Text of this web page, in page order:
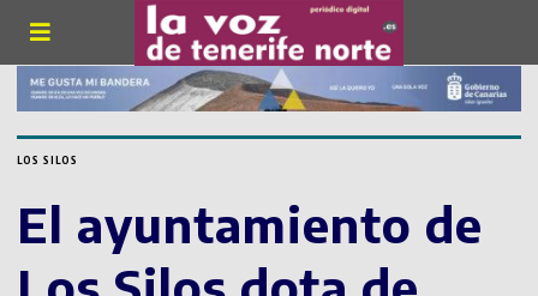
LOS SILOS
El ayuntamiento de